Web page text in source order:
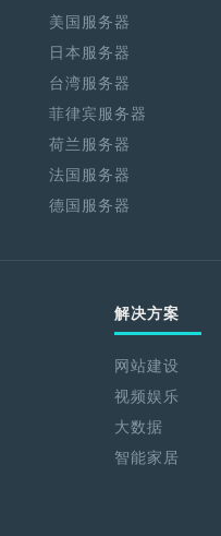
美国服务器
日本服务器
台湾服务器
菲律宾服务器
荷兰服务器
法国服务器
德国服务器
解决方案
网站建设
视频娱乐
大数据
智能家居